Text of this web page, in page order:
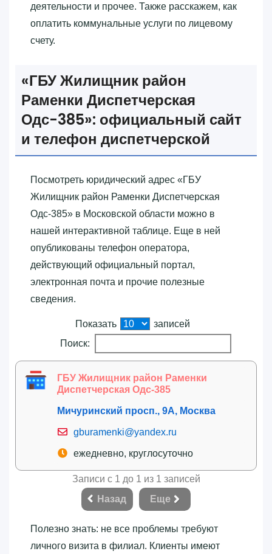
деятельности и прочее. Также расскажем, как
оплатить коммунальные услуги по лицевому
счету.
«‎ГБУ Жилищник район
Раменки Диспетчерская
Одс-385»‎: официальный сайт
и телефон диспетчерской
Посмотреть юридический адрес «‎ГБУ
Жилищник район Раменки Диспетчерская
Одс-385»‎ в Московской области можно в
нашей интерактивной таблице. Еще в ней
опубликованы телефон оператора,
действующий официальный портал,
электронная почта и прочие полезные
сведения.
Показать
записей
Поиск:
ГБУ Жилищник район Раменки
Диспетчерская Одс-385
Мичуринский просп., 9А, Москва
gburamenki@yandex.ru
ежедневно, круглосуточно
Записи с 1 до 1 из 1 записей
Назад
Еще
Полезно знать: не все проблемы требуют
личного визита в филиал. Клиенты имеют